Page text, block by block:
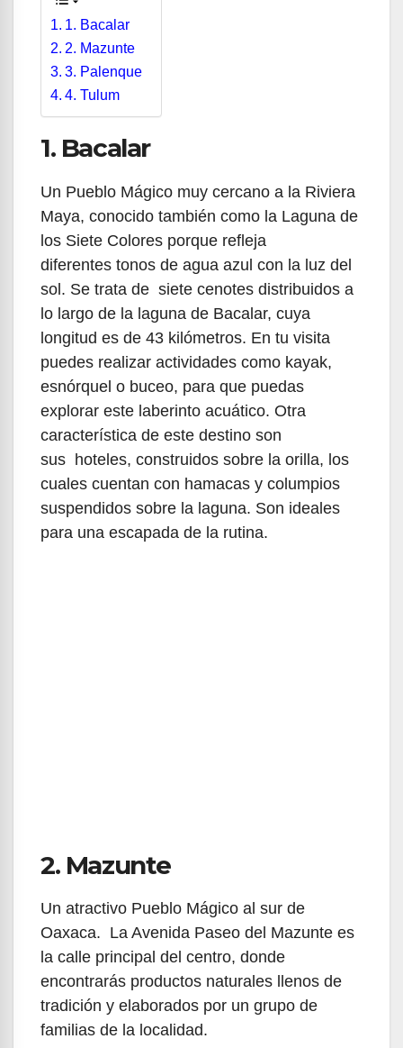
1. Bacalar
2. Mazunte
3. Palenque
4. Tulum
1. Bacalar
Un Pueblo Mágico muy cercano a la Riviera
Maya, conocido también como la Laguna de
los Siete Colores porque refleja
diferentes tonos de agua azul con la luz del
sol. Se trata de siete cenotes distribuidos a
lo largo de la laguna de Bacalar, cuya
longitud es de 43 kilómetros. En tu visita
puedes realizar actividades como kayak,
esnórquel o buceo, para que puedas
explorar este laberinto acuático. Otra
característica de este destino son
sus hoteles, construidos sobre la orilla, los
cuales cuentan con hamacas y columpios
suspendidos sobre la laguna. Son ideales
para una escapada de la rutina.
2. Mazunte
Un atractivo Pueblo Mágico al sur de
Oaxaca. La Avenida Paseo del Mazunte es
la calle principal del centro, donde
encontrarás productos naturales llenos de
tradición y elaborados por un grupo de
familias de la localidad.